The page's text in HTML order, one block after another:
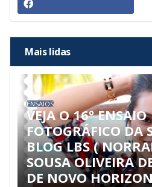
Mais lidas
ENSAIOS
VEJA O 16º ENSAIO
FOTOGRÁFICO DA
BLOG LBS (
SOUSA OLIVEIRA
DE NOVO